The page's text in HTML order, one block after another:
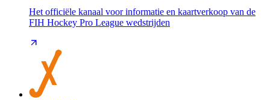
Het officiële kanaal voor informatie en kaartverkoop van de
FIH Hockey Pro League wedstrijden